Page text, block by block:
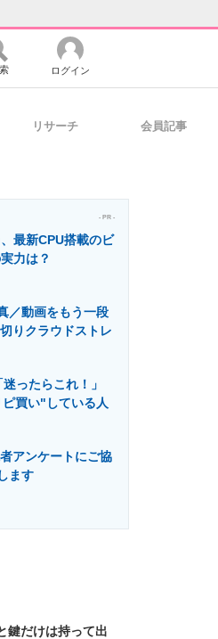
よく分かる
ーの最前線
ログイン
リサーチ 会員記事
- PR -
最新CPU搭載のビ
力は？
／動画をもう一段
りクラウドストレ
迷ったらこれ！」
買い"している人
アンケートにご協
ます
鍵だけは持って出